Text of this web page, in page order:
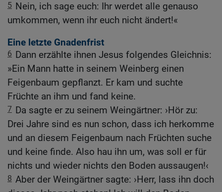
5 Nein, ich sage euch: Ihr werdet alle genauso
umkommen, wenn ihr euch nicht ändert!«
Eine letzte Gnadenfrist
6 Dann erzählte ihnen Jesus folgendes Gleichnis:
»Ein Mann hatte in seinem Weinberg einen
Feigenbaum gepflanzt. Er kam und suchte
Früchte an ihm und fand keine.
7 Da sagte er zu seinem Weingärtner: ›Hör zu:
Drei Jahre sind es nun schon, dass ich herkomme
und an diesem Feigenbaum nach Früchten suche
und keine finde. Also hau ihn um, was soll er für
nichts und wieder nichts den Boden aussaugen!‹
8 Aber der Weingärtner sagte: ›Herr, lass ihn doch